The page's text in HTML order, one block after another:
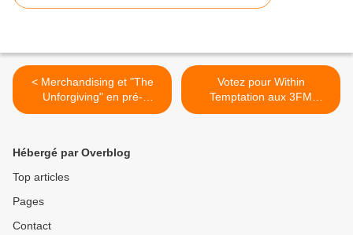
< Merchandising et "The
Unforgiving" en pré-
commande sur Fnac.com
Votez pour Within
Temptation aux 3FM
Awards 2011 >
Hébergé par Overblog
Top articles
Pages
Contact